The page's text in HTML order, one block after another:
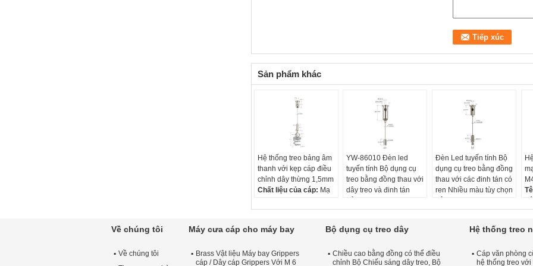
Sản phẩm khác
Hệ thống treo bảng âm
thanh với kẹp cáp điều
chỉnh dây thừng 1,5mm
Chất liệu của cáp: Mạ
ss tùy chọn
Người khác:
được
YW-86010 Đèn led
tuyến tính Bộ dụng cụ
treo bằng đồng thau với
dây treo và đinh tán
treo bằng đồng thau
kẹp trần:16*28mm
nghiên cứu:7*13mm
Đèn Led tuyến tính Bộ
dụng cụ treo bằng đồng
thau với các đinh tán có
ren Nhiều màu tùy chọn
treo bằng đồng thau
14*22mm
nghiên cứu:8*20mm
Về chúng tôi
Về chúng tôi
Máy cưa cáp cho máy bay
Brass Vật liệu Máy bay Grippers
cáp / Dây cáp Grippers Với M 6
Bộ dụng cụ treo dây
Chiều cao bằng đồng có thể điều
chỉnh Bộ Chiếu sáng dây treo, Bộ
Hệ thống treo
Cáp văn phòng
hệ thống treo với